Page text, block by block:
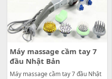
Máy massage cầm tay 7
đầu Nhật Bản
Máy massage cầm tay 7 đầu Nhật